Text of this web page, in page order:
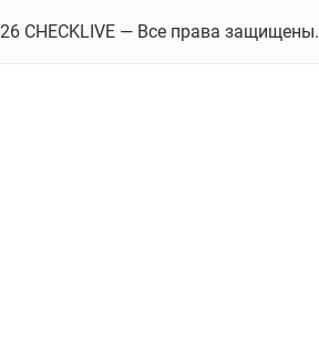
CHECKLIVE — Все права защищены.